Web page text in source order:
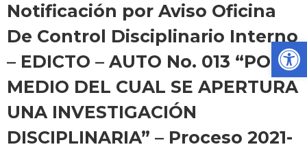
Notificación por Aviso Oficina
De Control Disciplinario Interno
– EDICTO – AUTO No. 013 “POR
MEDIO DEL CUAL SE APERTURA
UNA INVESTIGACIÓN
DISCIPLINARIA” – Proceso 2021-